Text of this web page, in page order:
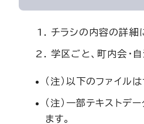
チラシの内容の詳細
学区ごと、町内会・
（注）以下のファイル
（注）一部テキスト
ます。